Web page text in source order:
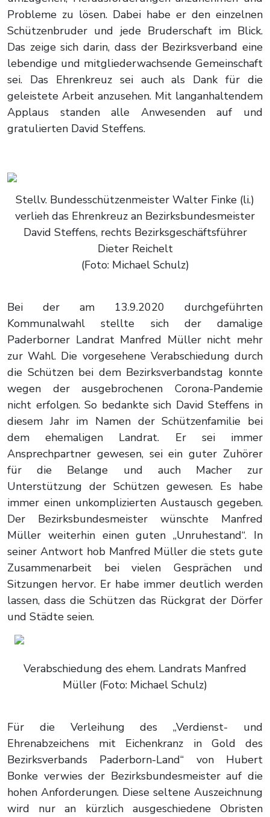
Probleme zu lösen. Dabei habe er den einzelnen
Schützenbruder und jede Bruderschaft im Blick.
Das zeige sich darin, dass der Bezirksverband eine
lebendige und mitgliederwachsende Gemeinschaft
sei. Das Ehrenkreuz sei auch als Dank für die
geleistete Arbeit anzusehen. Mit langanhaltendem
Applaus standen alle Anwesenden auf und
gratulierten David Steffens.
Stellv. Bundesschützenmeister Walter Finke (li.)
verlieh das Ehrenkreuz an Bezirksbundesmeister
David Steffens, rechts Bezirksgeschäftsführer
Dieter Reichelt
(Foto: Michael Schulz)
Bei der am 13.9.2020 durchgeführten
Kommunalwahl stellte sich der damalige
Paderborner Landrat Manfred Müller nicht mehr
zur Wahl. Die vorgesehene Verabschiedung durch
die Schützen bei dem Bezirksverbandstag konnte
wegen der ausgebrochenen Corona-Pandemie
nicht erfolgen. So bedankte sich David Steffens in
diesem Jahr im Namen der Schützenfamilie bei
dem ehemaligen Landrat. Er sei immer
Ansprechpartner gewesen, sei ein guter Zuhörer
für die Belange und auch Macher zur
Unterstützung der Schützen gewesen. Es habe
immer einen unkomplizierten Austausch gegeben.
Der Bezirksbundesmeister wünschte Manfred
Müller weiterhin einen guten „Unruhestand“. In
seiner Antwort hob Manfred Müller die stets gute
Zusammenarbeit bei vielen Gesprächen und
Sitzungen hervor. Er habe immer deutlich werden
lassen, dass die Schützen das Rückgrat der Dörfer
und Städte seien.
Verabschiedung des ehem. Landrats Manfred
Müller (Foto: Michael Schulz)
Für die Verleihung des „Verdienst- und
Ehrenabzeichens mit Eichenkranz in Gold des
Bezirksverbands Paderborn-Land“ von Hubert
Bonke verwies der Bezirksbundesmeister auf die
hohen Anforderungen. Diese seltene Auszeichnung
wird nur an kürzlich ausgeschiedene Obristen